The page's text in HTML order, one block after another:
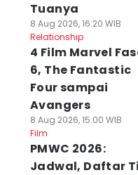
Tuanya
8 Aug 2026, 16:20 WIB
Relationship
4 Film Marvel
6, The Fantastic
Four sampai
Avangers
8 Aug 2026, 15:00 WIB
Film
PMWC 2026:
Jadwal, Daftar